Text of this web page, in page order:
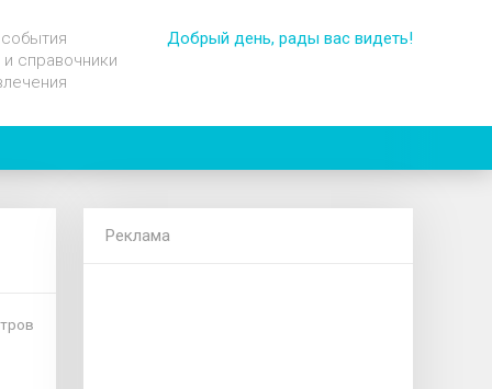
справочники
Добрый день, рады вас видеть!
Реклама